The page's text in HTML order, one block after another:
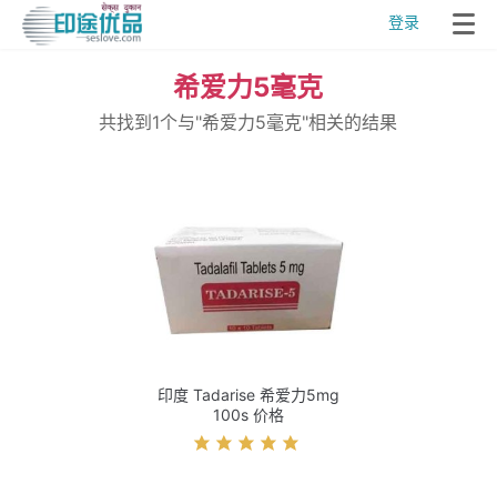
登录
希爱力5毫克
共找到1个与"希爱力5毫克"相关的结果
印度 Tadarise 希爱力5mg
100s 价格